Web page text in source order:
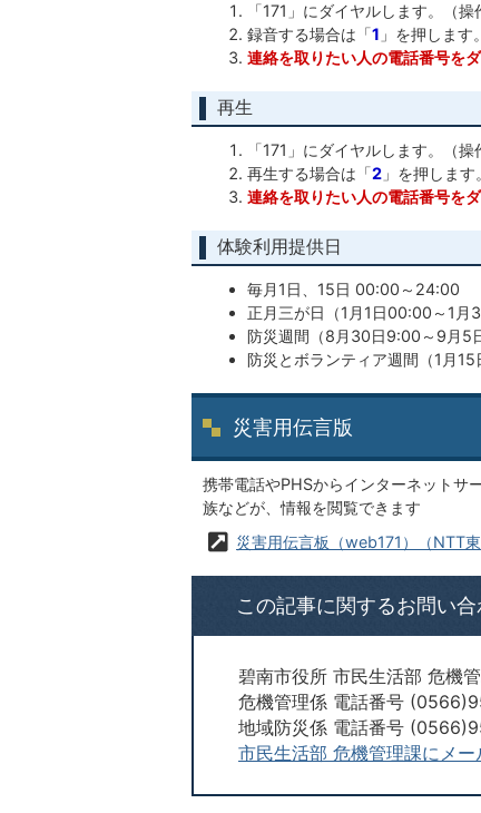
「171」にダイヤルします。（
録音する場合は「1 」を押します。
連絡を取りたい人の電話番号を
再生
「171」にダイヤルします。（
再生する場合は「2 」を押します。
連絡を取りたい人の電話番号を
体験利用提供日
毎月1日、15日 00:00～24:00
正月三が日（1月1日00:00～1月
防災週間（8月30日9:00～9月5
防災とボランティア週間（1月15
災害用伝言版
携帯電話やPHSからインターネットサ
族などが、情報を閲覧できます
災害用伝言板（web171）（NTT東
この記事に関するお問い
碧南市役所 市民生活部 危機
危機管理係 電話番号
地域防災係 電話番号
市民生活部 危機管理課にメー